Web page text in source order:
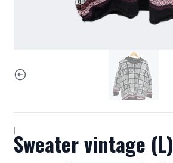
|Sweater vintage (L)